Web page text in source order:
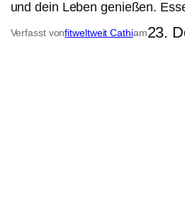
und dein Leben genießen.
Verfasst vonfitweltweit Cathiam23.